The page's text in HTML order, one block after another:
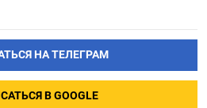
НА ТЕЛЕГРАМ
В GOOGLE